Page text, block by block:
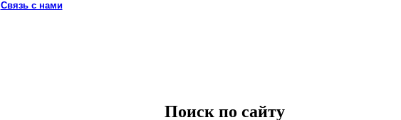
Связь с нами
Поиск по сайту